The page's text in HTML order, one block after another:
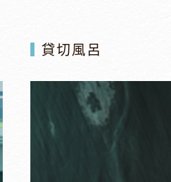
貸切風呂